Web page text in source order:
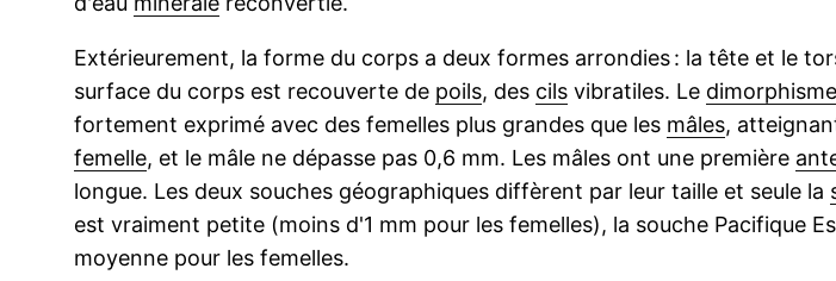
Extérieurement, la forme du corps a deux formes arrondies : la tête et le
surface du corps est recouverte de poils, des cils vibratiles. Le
fortement exprimé avec des femelles plus grandes que les mâles,
femelle, et le mâle ne dépasse pas 0,6 mm. Les mâles ont une première
longue. Les deux souches géographiques diffèrent par leur taille et seule la
est vraiment petite (moins d'1 mm pour les femelles), la souche Pacifique
moyenne pour les femelles.